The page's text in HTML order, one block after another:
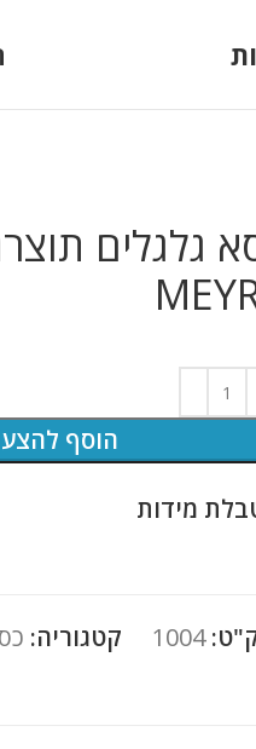
גלגלים
הוסף
מידות
1004 קטגוריה: